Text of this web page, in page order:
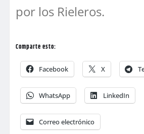
por los Rieleros.
Comparte esto:
Facebook X
WhatsApp LinkedIn
Correo electrónico